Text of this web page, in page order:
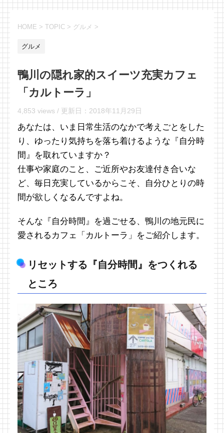
HOME > TOPIC > グルメ >
グルメ
鴨川の隠れ家的スイーツ充実カフェ
「カルトーラ」
4,853 views / 更新日： 2018年11月29日
あなたは、いま日常生活のなかで考えごとをした
り、ゆったり気持ちを落ち着けるような『自分時
間』を取れていますか？
仕事や家庭のこと、ご近所やお友達付き合いな
ど、毎日充実しているからこそ、自分ひとりの時
間が欲しくなるんですよね。
そんな『自分時間』を過ごせる、鴨川の地元民に
愛されるカフェ「カルトーラ」をご紹介します。
リセットする『自分時間』をつくれる
ところ